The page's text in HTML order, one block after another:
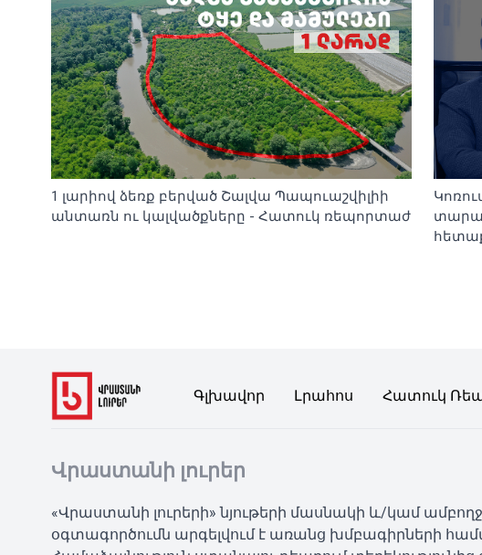
1 լարիով ձեռք բերված Շալվա Պապուաշվիլիի
անտառն ու կալվածքները - Հատուկ ռեպորտաժ
Գլխավոր Լրահոս Հատուկ
Վրաստանի լուրեր
«Վրաստանի լուրերի» նյութերի մասնակի և/կամ
օգտագործումն արգելվում է առանց խմբագիրների